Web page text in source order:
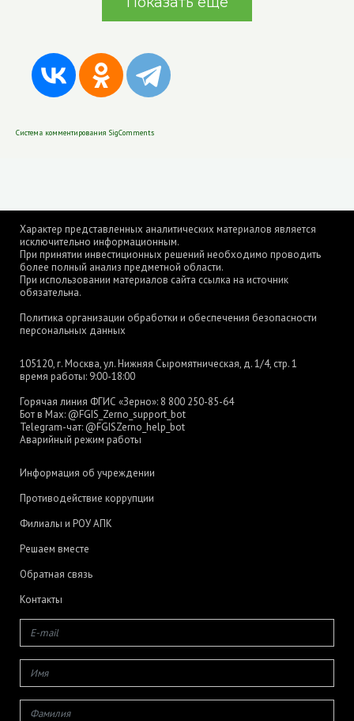
Система комментирования SigComments
Характер представленных аналитических материалов является
исключительно информационным.
При принятии инвестиционных решений необходимо проводить
более полный анализ предметной области.
При использовании материалов сайта ссылка на источник
обязательна.
Политика организации обработки и обеспечения безопасности
персональных данных
105120, г. Москва, ул. Нижняя Сыромятническая, д. 1/4, стр. 1
время работы: 9:00-18:00
Горячая линия ФГИС «Зерно»: 8 800 250-85-64
Бот в Max: @FGIS_Zerno_support_bot
Telegram-чат: @FGISZerno_help_bot
Аварийный режим работы
Информация об учреждении
Противодействие коррупции
Филиалы и РОУ АПК
Решаем вместе
Обратная связь
Контакты